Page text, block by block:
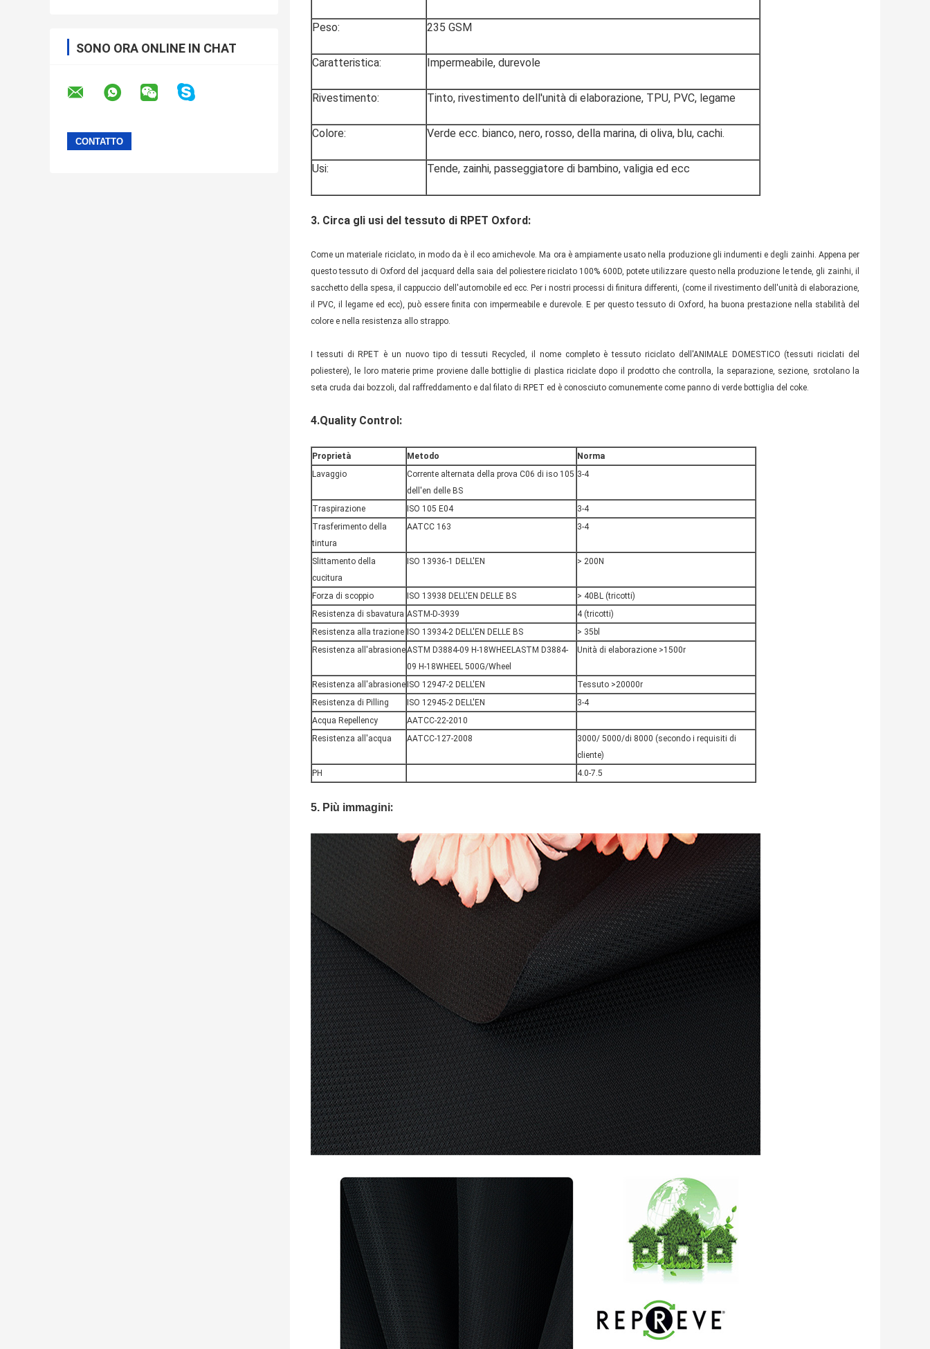
SONO ORA ONLINE IN CHAT
Peso: 235 GSM
Caratteristica: Impermeabile, durevole
Rivestimento: Tinto, rivestimento dell'unità di elaborazione, TPU, PVC, legame
Colore: Verde ecc. bianco, nero, rosso, della marina, di oliva, blu, cachi.
Usi: Tende, zainhi, passeggiatore di bambino, valigia ed ecc
3. Circa gli usi del tessuto di RPET Oxford:
Come un materiale riciclato, in modo da è il eco amichevole. Ma ora è ampiamente usato nella produzione gli indumenti e degli zainhi. Appena per
questo tessuto di Oxford del jacquard della saia del poliestere riciclato 100% 600D, potete utilizzare questo nella produzione le tende, gli zainhi, il
sacchetto della spesa, il cappuccio dell'automobile ed ecc. Per i nostri processi di finitura differenti, (come il rivestimento dell'unità di elaborazione,
il PVC, il legame ed ecc), può essere finita con impermeabile e durevole. E per questo tessuto di Oxford, ha buona prestazione nella stabilità del
colore e nella resistenza allo strappo.
I tessuti di RPET è un nuovo tipo di tessuti Recycled, il nome completo è tessuto riciclato dell'ANIMALE DOMESTICO (tessuti riciclati del
poliestere), le loro materie prime proviene dalle bottiglie di plastica riciclate dopo il prodotto che controlla, la separazione, sezione, srotolano la
seta cruda dai bozzoli, dal raffreddamento e dal filato di RPET ed è conosciuto comunemente come panno di verde bottiglia del coke.
4.Quality Control:
Proprietà Metodo
Norma
Lavaggio
Corrente alternata della prova C06 di iso 105
dell'en delle BS
3-4
Traspirazione ISO 105 E04
3-4
Trasferimento della
tintura
AATCC 163 3-4
Slittamento della
cucitura
ISO 13936-1 DELL'EN > 200N
Forza di scoppio ISO 13938 DELL'EN DELLE BS
> 40BL (tricotti)
Resistenza di sbavatura ASTM-D-3939
4 (tricotti)
Resistenza alla trazione ISO 13934-2 DELL'EN DELLE BS
> 35bl
Resistenza all'abrasioneASTM D3884-09 H-18WHEELASTM D3884-
09 H-18WHEEL 500G/Wheel
Unità di elaborazione >1500r
Resistenza all'abrasione ISO 12947-2 DELL'EN
Tessuto >20000r
Resistenza di Pilling
ISO 12945-2 DELL'EN
3-4
Acqua Repellency
AATCC-22-2010
Resistenza all'acqua
AATCC-127-2008
3000/ 5000/di 8000 (secondo i requisiti di
cliente)
PH
4.0-7.5
5. Più immagini: